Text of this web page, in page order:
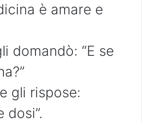
è amare e
domandò: “E se
gli rispose:
dosi”.